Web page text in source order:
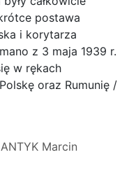
postawa
i korytarza
z 3 maja 1939 r.
w rękach
oraz Rumunię /
Marcin